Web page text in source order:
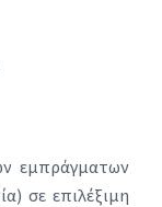
εμπράγματων
σε επιλέξιμη